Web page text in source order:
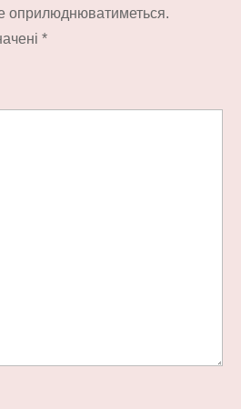
оприлюднюватиметься.
*